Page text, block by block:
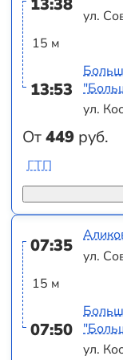
13:38
15 м
13:53
От449 руб.
ул.
ул.
ГТП
07:35
15 м
07:50
ул.
ул.